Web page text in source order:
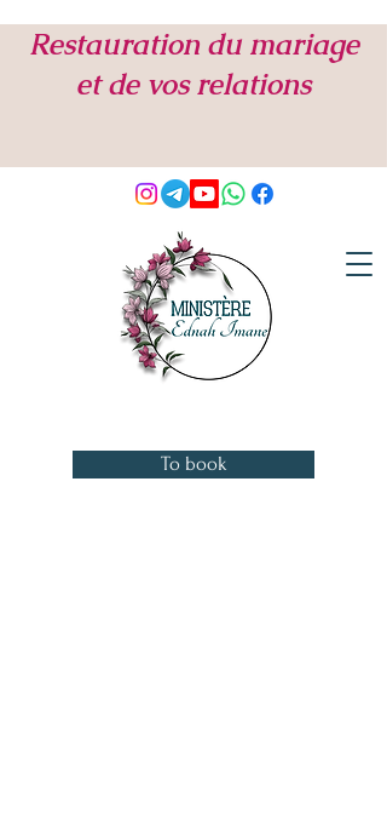
Restauration du mariage
et de vos relations
To book